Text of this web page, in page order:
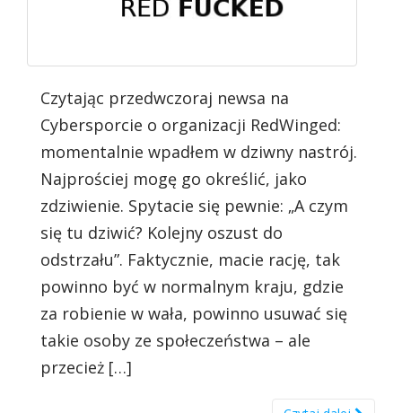
Czytając przedwczoraj newsa na
Cybersporcie o organizacji RedWinged:
momentalnie wpadłem w dziwny nastrój.
Najprościej mogę go określić, jako
zdziwienie. Spytacie się pewnie: „A czym
się tu dziwić? Kolejny oszust do
odstrzału”. Faktycznie, macie rację, tak
powinno być w normalnym kraju, gdzie
za robienie w wała, powinno usuwać się
takie osoby ze społeczeństwa – ale
przecież […]